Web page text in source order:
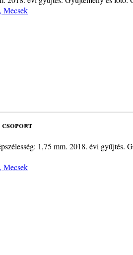
Mecsek
csoport
1,75 mm. 2018. évi gyűjtés.
Mecsek